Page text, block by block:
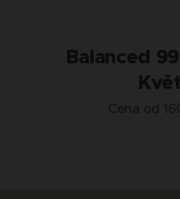
Balanced
Cena od